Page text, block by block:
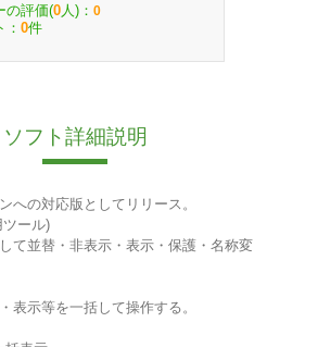
の評価(0 人)： 0
： 0件
ソフト詳細説明
への対応版としてリリース。
ツール)
て並替・非表示・表示・保護・名称変
表示等を一括して操作する。